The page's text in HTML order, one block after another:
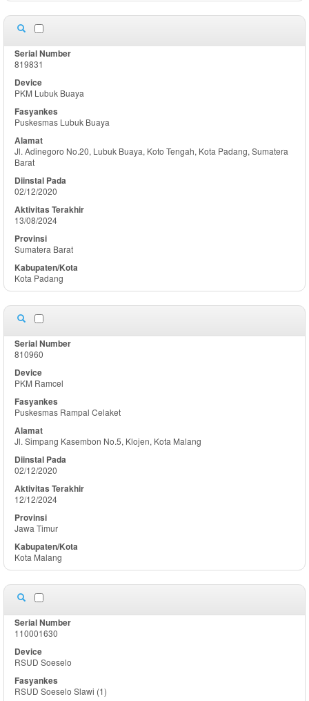
819831
PKM Lubuk Buaya
Puskesmas Lubuk Buaya
Jl. Adinegoro No.20, Lubuk Buaya, Koto Tengah, Kota Padang, Sumatera
Barat
02/12/2020
13/08/2024
Sumatera Barat
Kota Padang
810960
PKM Ramcel
Puskesmas Rampal Celaket
Jl. Simpang Kasembon No.5, Klojen, Kota Malang
02/12/2020
12/12/2024
Jawa Timur
Kota Malang
110001630
RSUD Soeselo
RSUD Soeselo Slawi (1)